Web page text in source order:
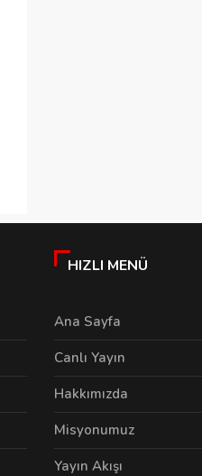
HIZLI MENÜ
Ana Sayfa
Canlı Yayın
Hakkımızda
Misyonumuz
Yayın Akışı